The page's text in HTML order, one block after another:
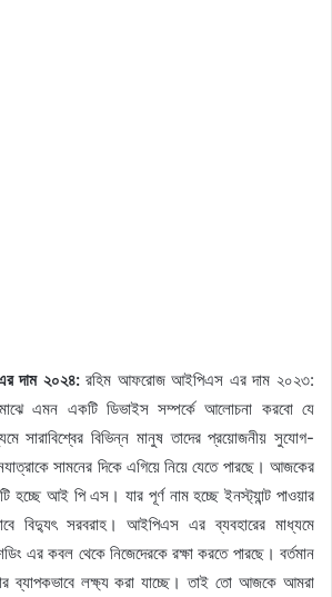
দাম ২০২৪:রহিম আফরোজ আইপিএস এর দাম ২০২৩:
এমন একটি ডিভাইস সম্পর্কে আলোচনা করবো যে
সারাবিশ্বের বিভিন্ন মানুষ তাদের প্রয়োজনীয় সুযোগ-
সামনের দিকে এগিয়ে নিয়ে যেতে পারছে। আজকের
হচ্ছে আই পি এস। যার পূর্ণ নাম হচ্ছে ইনস্ট্যান্ট পাওয়ার
বিদ্যুৎ সরবরাহ। আইপিএস এর ব্যবহারের মাধ্যমে
এর কবল থেকে নিজেদেরকে রক্ষা করতে পারছে। বর্তমান
ব্যাপকভাবে লক্ষ্য করা যাচ্ছে। তাই তো আজকে আমরা